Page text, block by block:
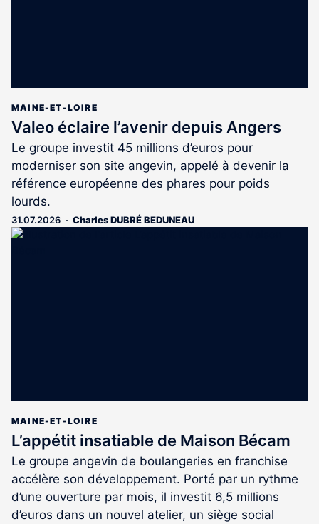
MAINE-ET-LOIRE
Valeo éclaire l’avenir depuis Angers
Le groupe investit 45 millions d’euros pour
moderniser son site angevin, appelé à devenir la
référence européenne des phares pour poids
lourds.
31.07.2026 Charles DUBRÉ BEDUNEAU
MAINE-ET-LOIRE
L’appétit insatiable de Maison Bécam
Le groupe angevin de boulangeries en franchise
accélère son développement. Porté par un rythme
d’une ouverture par mois, il investit 6,5 millions
d’euros dans un nouvel atelier, un siège social